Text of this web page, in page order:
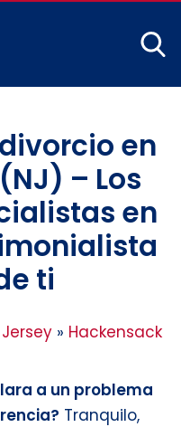
en
– Los
en
ti
» Hackensack
a un problema
Tranquilo,